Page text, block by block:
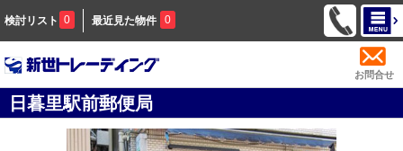
検討リスト 0 最近見た物件 0
お問合せ
日暮里駅前郵便局